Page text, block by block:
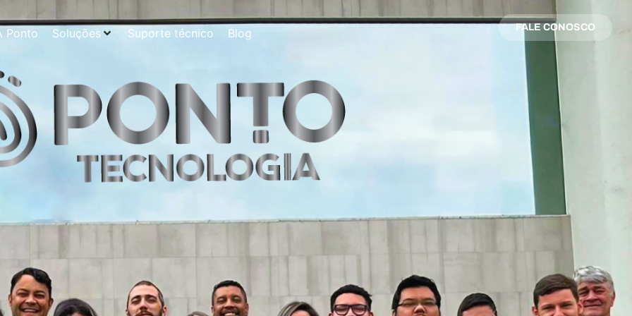
Ponto Soluções Suporte técnico Blog FALE CONOSCO